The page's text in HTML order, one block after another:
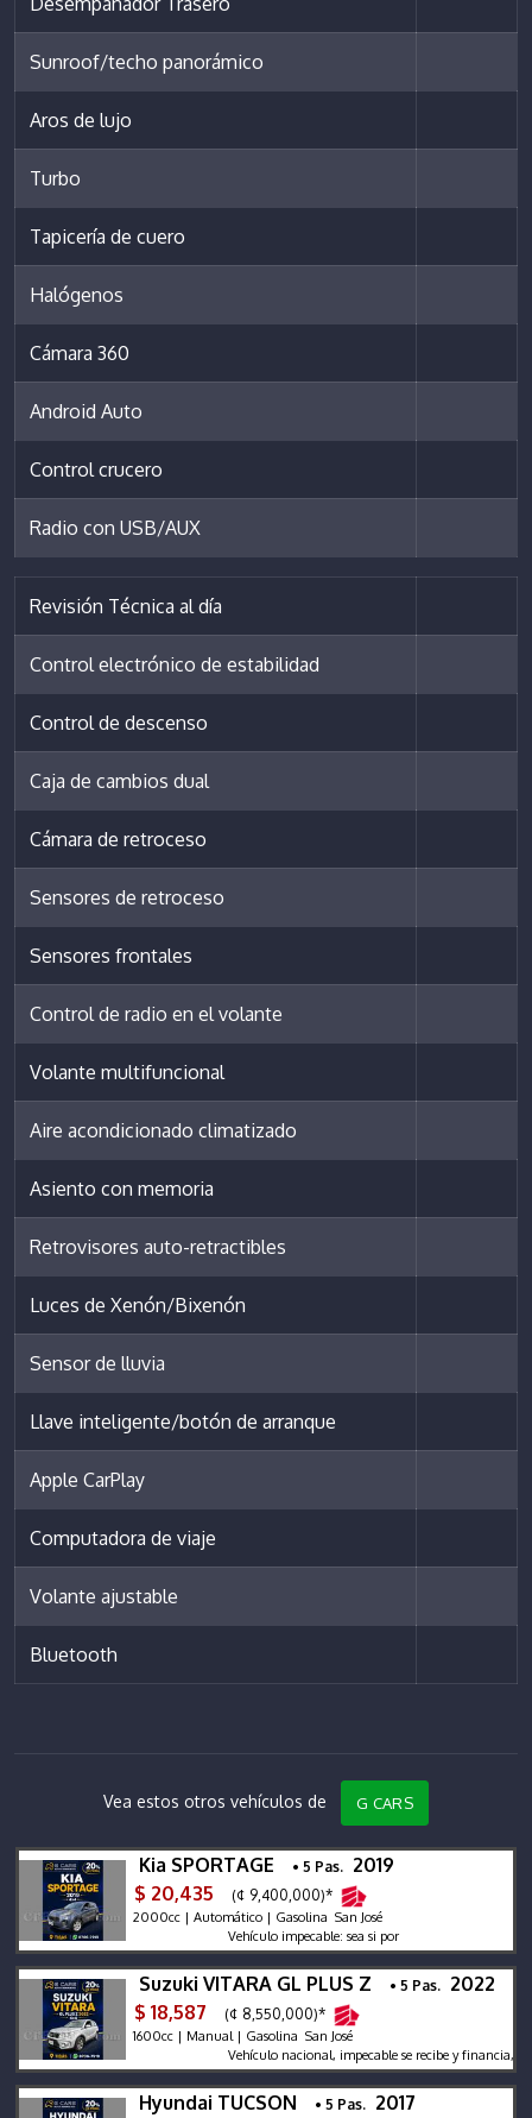
Sunroof/techo panorámico
Aros de lujo
Turbo
Tapicería de cuero
Halógenos
Cámara 360
Android Auto
Control crucero
Radio con USB/AUX
Revisión Técnica al día
Control electrónico de estabilidad
Control de descenso
Caja de cambios dual
Cámara de retroceso
Sensores de retroceso
Sensores frontales
Control de radio en el volante
Volante multifuncional
Aire acondicionado climatizado
Asiento con memoria
Retrovisores auto-retractibles
Luces de Xenón/Bixenón
Sensor de lluvia
Llave inteligente/botón de arranque
Apple CarPlay
Computadora de viaje
Volante ajustable
Bluetooth
Vea estos otros vehículos de G CARS
Kia SPORTAGE • 5 Pas. 2019
$ 20,435
(¢ 9,400,000)*
2000cc | Automático | Gasolina San José
Vehículo impecable: sea si por
Suzuki VITARA GL PLUS Z • 5 Pas. 2022
$ 18,587
(¢ 8,550,000)*
1600cc | Manual | Gasolina San José
Vehículo nacional, impecable se recibe y financia,
Hyundai TUCSON • 5 Pas. 2017